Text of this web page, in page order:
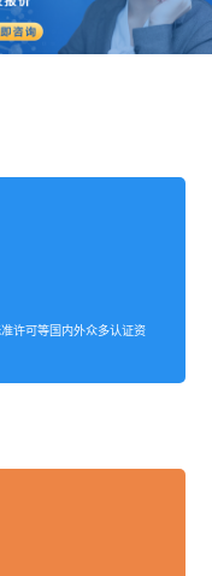
许可等国内外众多认证资